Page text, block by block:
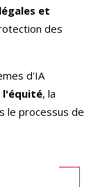
et
des
d'IA
l'équité, la
le processus de